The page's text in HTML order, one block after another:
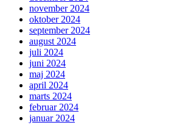
november 2024
oktober 2024
september 2024
august 2024
juli 2024
juni 2024
maj 2024
april 2024
marts 2024
februar 2024
januar 2024